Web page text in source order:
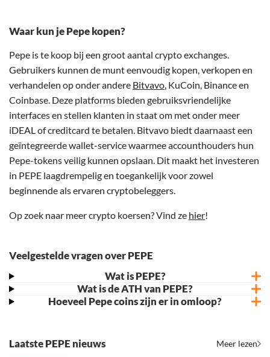
Waar kun je Pepe kopen?
Pepe is te koop bij een groot aantal crypto exchanges.
Gebruikers kunnen de munt eenvoudig kopen, verkopen en
verhandelen op onder andere Bitvavo, KuCoin, Binance en
Coinbase. Deze platforms bieden gebruiksvriendelijke
interfaces en stellen klanten in staat om met onder meer
iDEAL of creditcard te betalen. Bitvavo biedt daarnaast een
geïntegreerde wallet-service waarmee accounthouders hun
Pepe-tokens veilig kunnen opslaan. Dit maakt het investeren
in PEPE laagdrempelig en toegankelijk voor zowel
beginnende als ervaren cryptobeleggers.
Op zoek naar meer crypto koersen? Vind ze hier!
Veelgestelde vragen over PEPE
Wat is PEPE?
Pepe
is een memecoin die zijn bekendheid dankt aan
internetcultuur en community-gedreven marketing. De munt
PEPE wereldwijd verhandelbaar en populair onder
Wat is de ATH van PEPE?
De all-time highvan PEPE werd bereikt op 9 december 2024.
Hoeveel Pepe coins zijn er in omloop?
inmiddels in omloop.
Laatste PEPE nieuws Meer lezen